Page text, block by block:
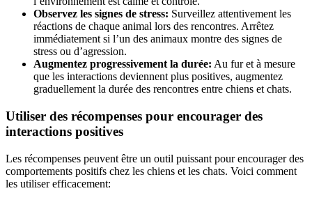
Observez les signes de stress: Surveillez attentivement les
réactions de chaque animal lors des rencontres. Arrêtez
immédiatement si l’un des animaux montre des signes de
stress ou d’agression.
Augmentez progressivement la durée: Au fur et à mesure
que les interactions deviennent plus positives, augmentez
graduellement la durée des rencontres entre chiens et chats.
Utiliser des récompenses pour encourager des
interactions positives
Les récompenses peuvent être un outil puissant pour encourager des
comportements positifs chez les chiens et les chats. Voici comment
les utiliser efficacement: